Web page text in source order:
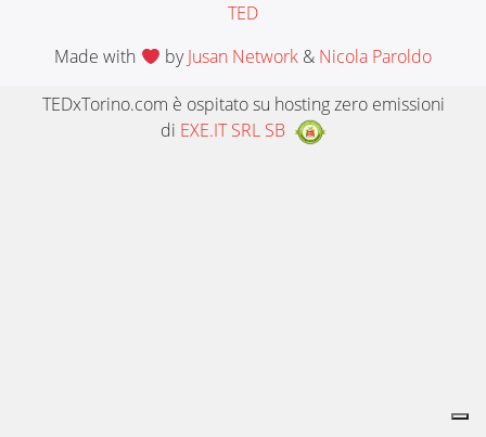
TED
Made with
byJusan Network& Nicola Paroldo
TEDxTorino.com è ospitato su hosting zero emissioni
di EXE.IT SRL SB